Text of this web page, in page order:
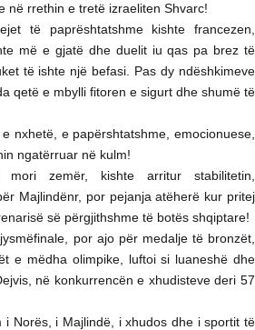
në rrethin e tretë izraeliten Shvarc!
të paprështatshme kishte francezen,
më e gjatë dhe duelit iu qas pa brez të
të ishte një befasi. Pas dy ndëshkimeve
qetë e mbylli fitoren e sigurt dhe shumë të
nxhetë, e papërshtatshme, emocionuese,
ngatërruar në kulm!
mori zemër, kishte arritur stabilitetin,
Majlindënr, por pejanja atëherë kur pritej
së përgjithshme të botës shqiptare!
por ajo për medalje të bronzët,
e mëdha olimpike, luftoi si luaneshë dhe
në konkurrencën e xhudisteve deri 57
i Norës, i Majlindë, i xhudos dhe i sportit të